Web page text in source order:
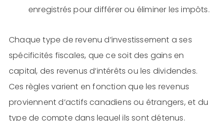
enregistrés pour différer ou éliminer les impôts.
Chaque type de revenu d’investissement a ses
spécificités fiscales, que ce soit des gains en
capital, des revenus d’intérêts ou les dividendes.
Ces règles varient en fonction que les revenus
proviennent d’actifs canadiens ou étrangers, et du
type de compte dans lequel ils sont détenus.